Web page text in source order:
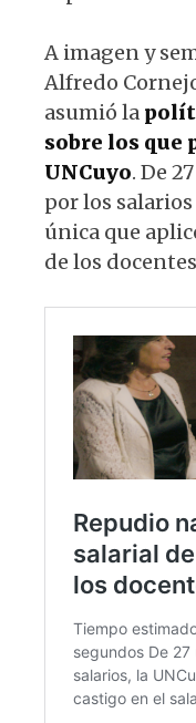
A imagen y
Alfredo
asumió la
sobre los que
UNCuyo. De
por los
única que
de los